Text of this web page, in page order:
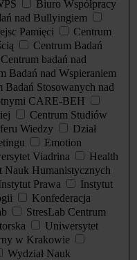
Biuro Współpracy
nad Bullyingiem
Pamięci
Centrum
Centrum Badań
Centrum badań nad
Badań nad Wspieraniem
Badań Stosowanych nad
CARE-BEH
Centrum Studiów
Wiedzy
Dział
Emotion
Viadrina
Health
Nauk Humanistycznych
Prawa
Instytut
Konfederacja
StresLab Centrum
Uniwersytet
w Krakowie
Wydział Nauk